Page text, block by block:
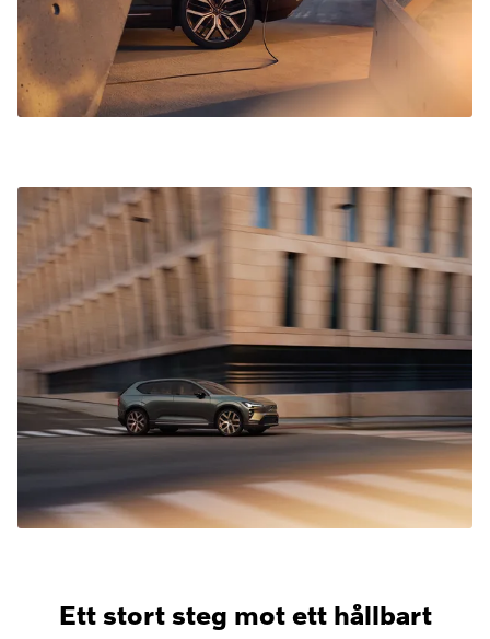
Ett stort steg mot ett hållbart